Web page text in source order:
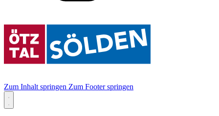
Zum Inhalt springen Zum Footer springen